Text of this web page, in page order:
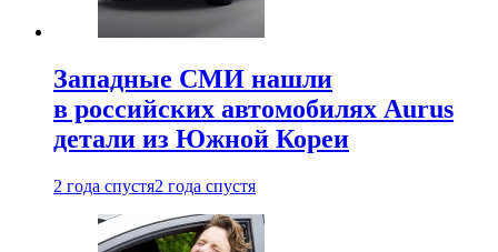
Западные СМИ нашли
в российских автомобилях Aurus
детали из Южной Кореи
2 года спустя2 года спустя